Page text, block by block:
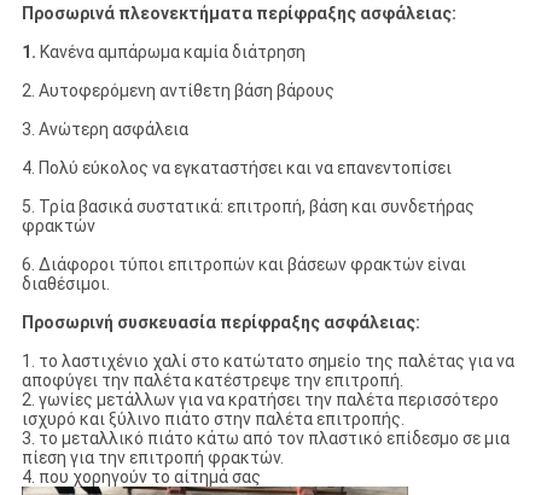
Προσωρινά πλεονεκτήματα περίφραξης ασφάλειας:
1. Κανένα αμπάρωμα καμία διάτρηση
2. Αυτοφερόμενη αντίθετη βάση βάρους
3. Ανώτερη ασφάλεια
4. Πολύ εύκολος να εγκαταστήσει και να επανεντοπίσει
5. Τρία βασικά συστατικά: επιτροπή, βάση και συνδετήρας
φρακτών
6. Διάφοροι τύποι επιτροπών και βάσεων φρακτών είναι
διαθέσιμοι.
Προσωρινή συσκευασία περίφραξης ασφάλειας:
1. το λαστιχένιο χαλί στο κατώτατο σημείο της παλέτας για να
αποφύγει την παλέτα κατέστρεψε την επιτροπή.
2. γωνίες μετάλλων για να κρατήσει την παλέτα περισσότερο
ισχυρό και ξύλινο πιάτο στην παλέτα επιτροπής.
3. το μεταλλικό πιάτο κάτω από τον πλαστικό επίδεσμο σε μια
πίεση για την επιτροπή φρακτών.
4. που χορηγούν το αίτημά σας